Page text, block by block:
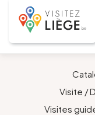
Comme un Liégeois
Visite /
Visites